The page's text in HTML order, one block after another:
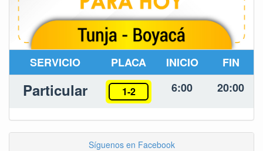
SERVICIO PLACA INICIO FIN
Particular 1-2 6:00 20:00
Síguenos en Facebook